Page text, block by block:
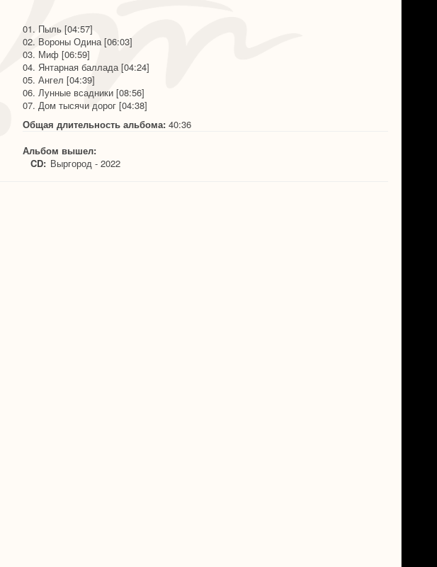
01. Пыль[04:57]
02. Вороны Одина[06:03]
03. Миф[06:59]
04. Янтарная баллада[04:24]
05. Ангел[04:39]
06. Лунные всадники[08:56]
07. Дом тысячи дорог[04:38]
Общая длительность альбома: 40:36
Альбом вышел:
CD: Выргород - 2022